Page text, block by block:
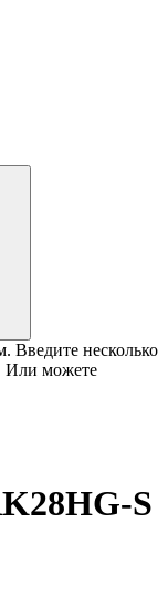
Введите несколько
Или можете
S